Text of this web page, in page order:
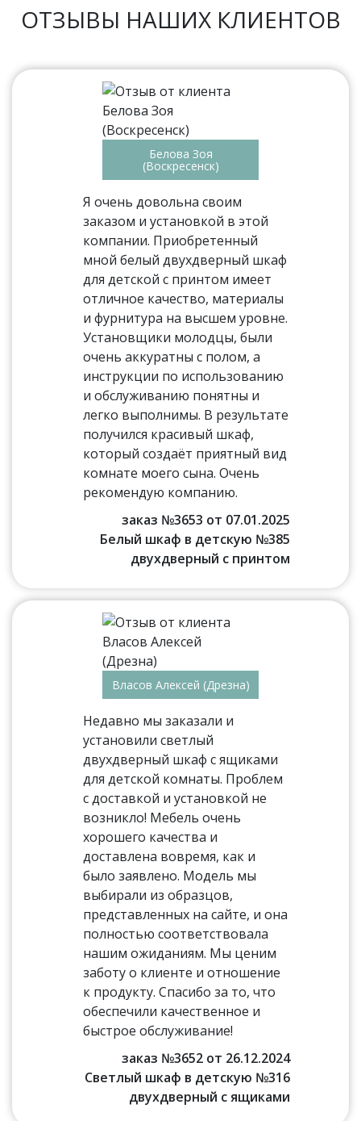
ОТЗЫВЫ НАШИХ КЛИЕНТОВ
Белова Зоя
(Воскресенск)
Я очень довольна своим
заказом и установкой в этой
компании. Приобретенный
мной белый двухдверный шкаф
для детской с принтом имеет
отличное качество, материалы
и фурнитура на высшем уровне.
Установщики молодцы, были
очень аккуратны с полом, а
инструкции по использованию
и обслуживанию понятны и
легко выполнимы. В результате
получился красивый шкаф,
который создаёт приятный вид
комнате моего сына. Очень
рекомендую компанию.
заказ №3653 от 07.01.2025
Белый шкаф в детскую №385
двухдверный с принтом
Власов Алексей (Дрезна)
Недавно мы заказали и
установили светлый
двухдверный шкаф с ящиками
для детской комнаты. Проблем
с доставкой и установкой не
возникло! Мебель очень
хорошего качества и
доставлена вовремя, как и
было заявлено. Модель мы
выбирали из образцов,
представленных на сайте, и она
полностью соответствовала
нашим ожиданиям. Мы ценим
заботу о клиенте и отношение
к продукту. Спасибо за то, что
обеспечили качественное и
быстрое обслуживание!
заказ №3652 от 26.12.2024
Светлый шкаф в детскую №316
двухдверный с ящиками